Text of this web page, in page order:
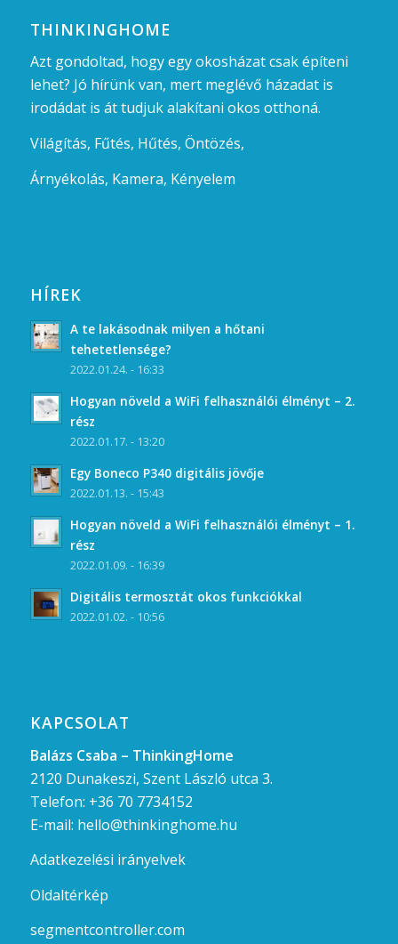
THINKINGHOME
Azt gondoltad, hogy egy okosházat csak építeni
lehet? Jó hírünk van, mert meglévő házadatis
irodádat is át tudjuk alakítani okos otthoná.
Világítás, Fűtés, Hűtés, Öntözés,
Árnyékolás, Kamera, Kényelem
HÍREK
A te lakásodnak milyen a hőtani
tehetetlensége?
2022.01.24. - 16:33
Hogyan növeld a WiFi felhasználói élményt – 2.
rész
2022.01.17. - 13:20
Egy Boneco P340 digitális jövője
2022.01.13. - 15:43
Hogyan növeld a WiFi felhasználói élményt – 1.
rész
2022.01.09. - 16:39
Digitális termosztát okos funkciókkal
2022.01.02. - 10:56
KAPCSOLAT
Balázs Csaba – ThinkingHome
2120 Dunakeszi, Szent László utca 3.
Telefon: +36 70 7734152
E-mail: hello@thinkinghome.hu
Adatkezelési irányelvek
Oldaltérkép
segmentcontroller.com